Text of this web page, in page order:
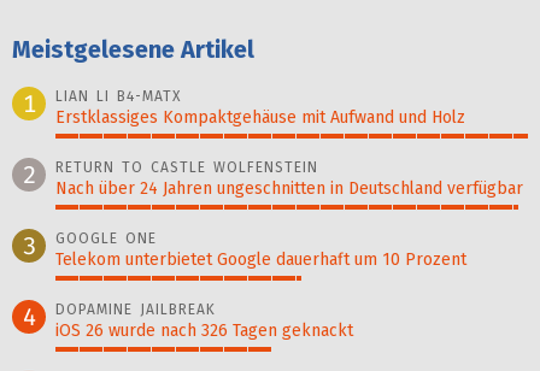
Meistgelesene Artikel
1
LIAN LI B4-MATX
Erstklassiges Kompaktgehäuse mit Aufwand und Holz
2 RETURN TO CASTLE WOLFENSTEIN
Nach über 24 Jahren ungeschnitten in Deutschland verfügbar
3 GOOGLE ONE
Telekom unterbietet Google dauerhaft um 10 Prozent
4 DOPAMINE JAILBREAK
iOS 26 wurde nach 326 Tagen geknackt